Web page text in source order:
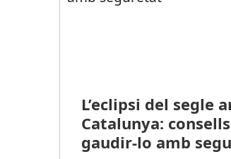
L’eclipsi del segle
Catalunya:
gaudir-lo amb